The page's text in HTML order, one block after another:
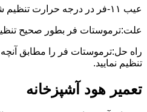
عیب ۱۱-فر در درجه حرارت تنظیم شده نگهداری نمی شود.
علت:ترموستات فر بطور صحیح
راه حل:ترموستات فر را مطابق
تنظیم نمایید.
تعمیر هود آشپزخانه